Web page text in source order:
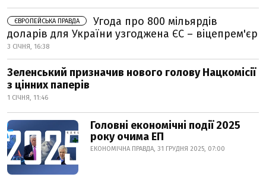
ЄВРОПЕЙСЬКА ПРАВДА
Угода про 800 мільярдів
доларів для України узгоджена ЄС – віцепрем'єр
3 СІЧНЯ, 16:38
Зеленський призначив нового голову Нацкомісії
з цінних паперів
1 СІЧНЯ, 11:46
Головні економічні події 2025
року очима ЕП
ЕКОНОМІЧНА ПРАВДА, 31 ГРУДНЯ 2025, 07:00